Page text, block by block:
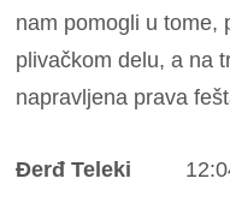
nam pomogli u tome,
plivačkom delu, a na
napravljena prava
Đerđ Teleki